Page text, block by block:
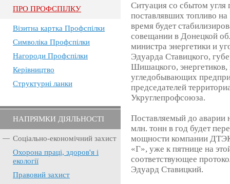
ПРО ПРОФСПIЛКУ
Візитна картка Профспілки
Символіка Профспілки
Нагороди Профспілки
Керівництво
Структурні ланки
НАПРЯМКИ ДІЯЛЬНОСТІ
Соціально-економічний захист
Охорона праці, здоров'я і
екології
Правовий захист
Ситуация со сбытом угля
поставлявших топливо
время будет
совещании в Донецкой
министра энергетики и
Эдуарда Ставицкого,
Шишацкого, энергетиков,
угледобывающих
председателей
Укруглепрофсоюза.
Поставляемый до аварии
млн. тонн в год будет
мощности компании
«Г», уже к пятнице на
соответствующее
Эдуард Ставицкий.